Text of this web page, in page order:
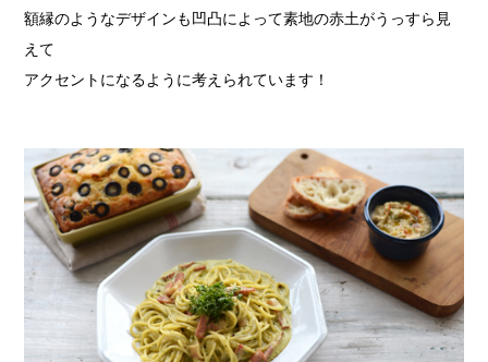
額縁のようなデザインも凹凸によって素地の赤土がうっすら見
えて
アクセントになるように考えられています！